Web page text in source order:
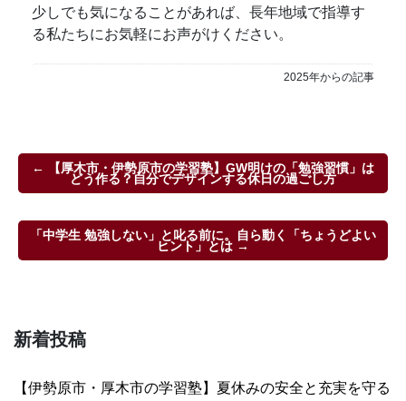
少しでも気になることがあれば、長年地域で指導す
る私たちにお気軽にお声がけください。
2025年からの記事
← 【厚木市・伊勢原市の学習塾】GW明けの「勉強習慣」は
どう作る？自分でデザインする休日の過ごし方
「中学生 勉強しない」と叱る前に。自ら動く「ちょうどよい
ヒント」とは →
新着投稿
【伊勢原市・厚木市の学習塾】夏休みの安全と充実を守る